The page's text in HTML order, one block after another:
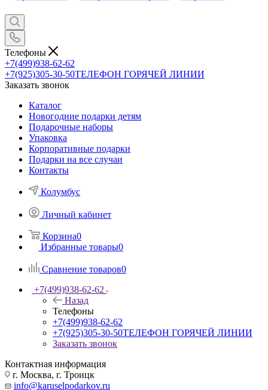
Телефоны
+7(499)938-62-62
+7(925)305-30-50ТЕЛЕФОН ГОРЯЧЕЙ ЛИНИИ
Заказать звонок
Каталог
Новогодние подарки детям
Подарочные наборы
Упаковка
Корпоративные подарки
Подарки на все случаи
Контакты
Колумбус
Личный кабинет
Корзина0
Избранные товары0
Сравнение товаров0
+7(499)938-62-62
Назад
Телефоны
+7(499)938-62-62
+7(925)305-30-50ТЕЛЕФОН ГОРЯЧЕЙ ЛИНИИ
Заказать звонок
Контактная информация
г. Москва, г. Троицк
info@karuselpodarkov.ru